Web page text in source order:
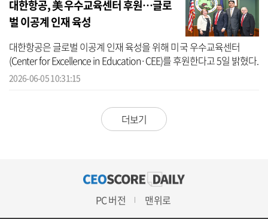
대한항공, 美 우수교육센터 후원…글로
벌 이공계 인재 육성
대한항공은 글로벌 이공계 인재 육성을 위해 미국 우수교육센터
(Center for Excellence in Education·CEE)를 후원한다고 5일 밝혔다.
조원태 한진그룹 회장은 4일(현지시간) 미국 의회에서 토드 영 미 상
2026-06-05 10:31:15
더보기
PC 버전 맨위로